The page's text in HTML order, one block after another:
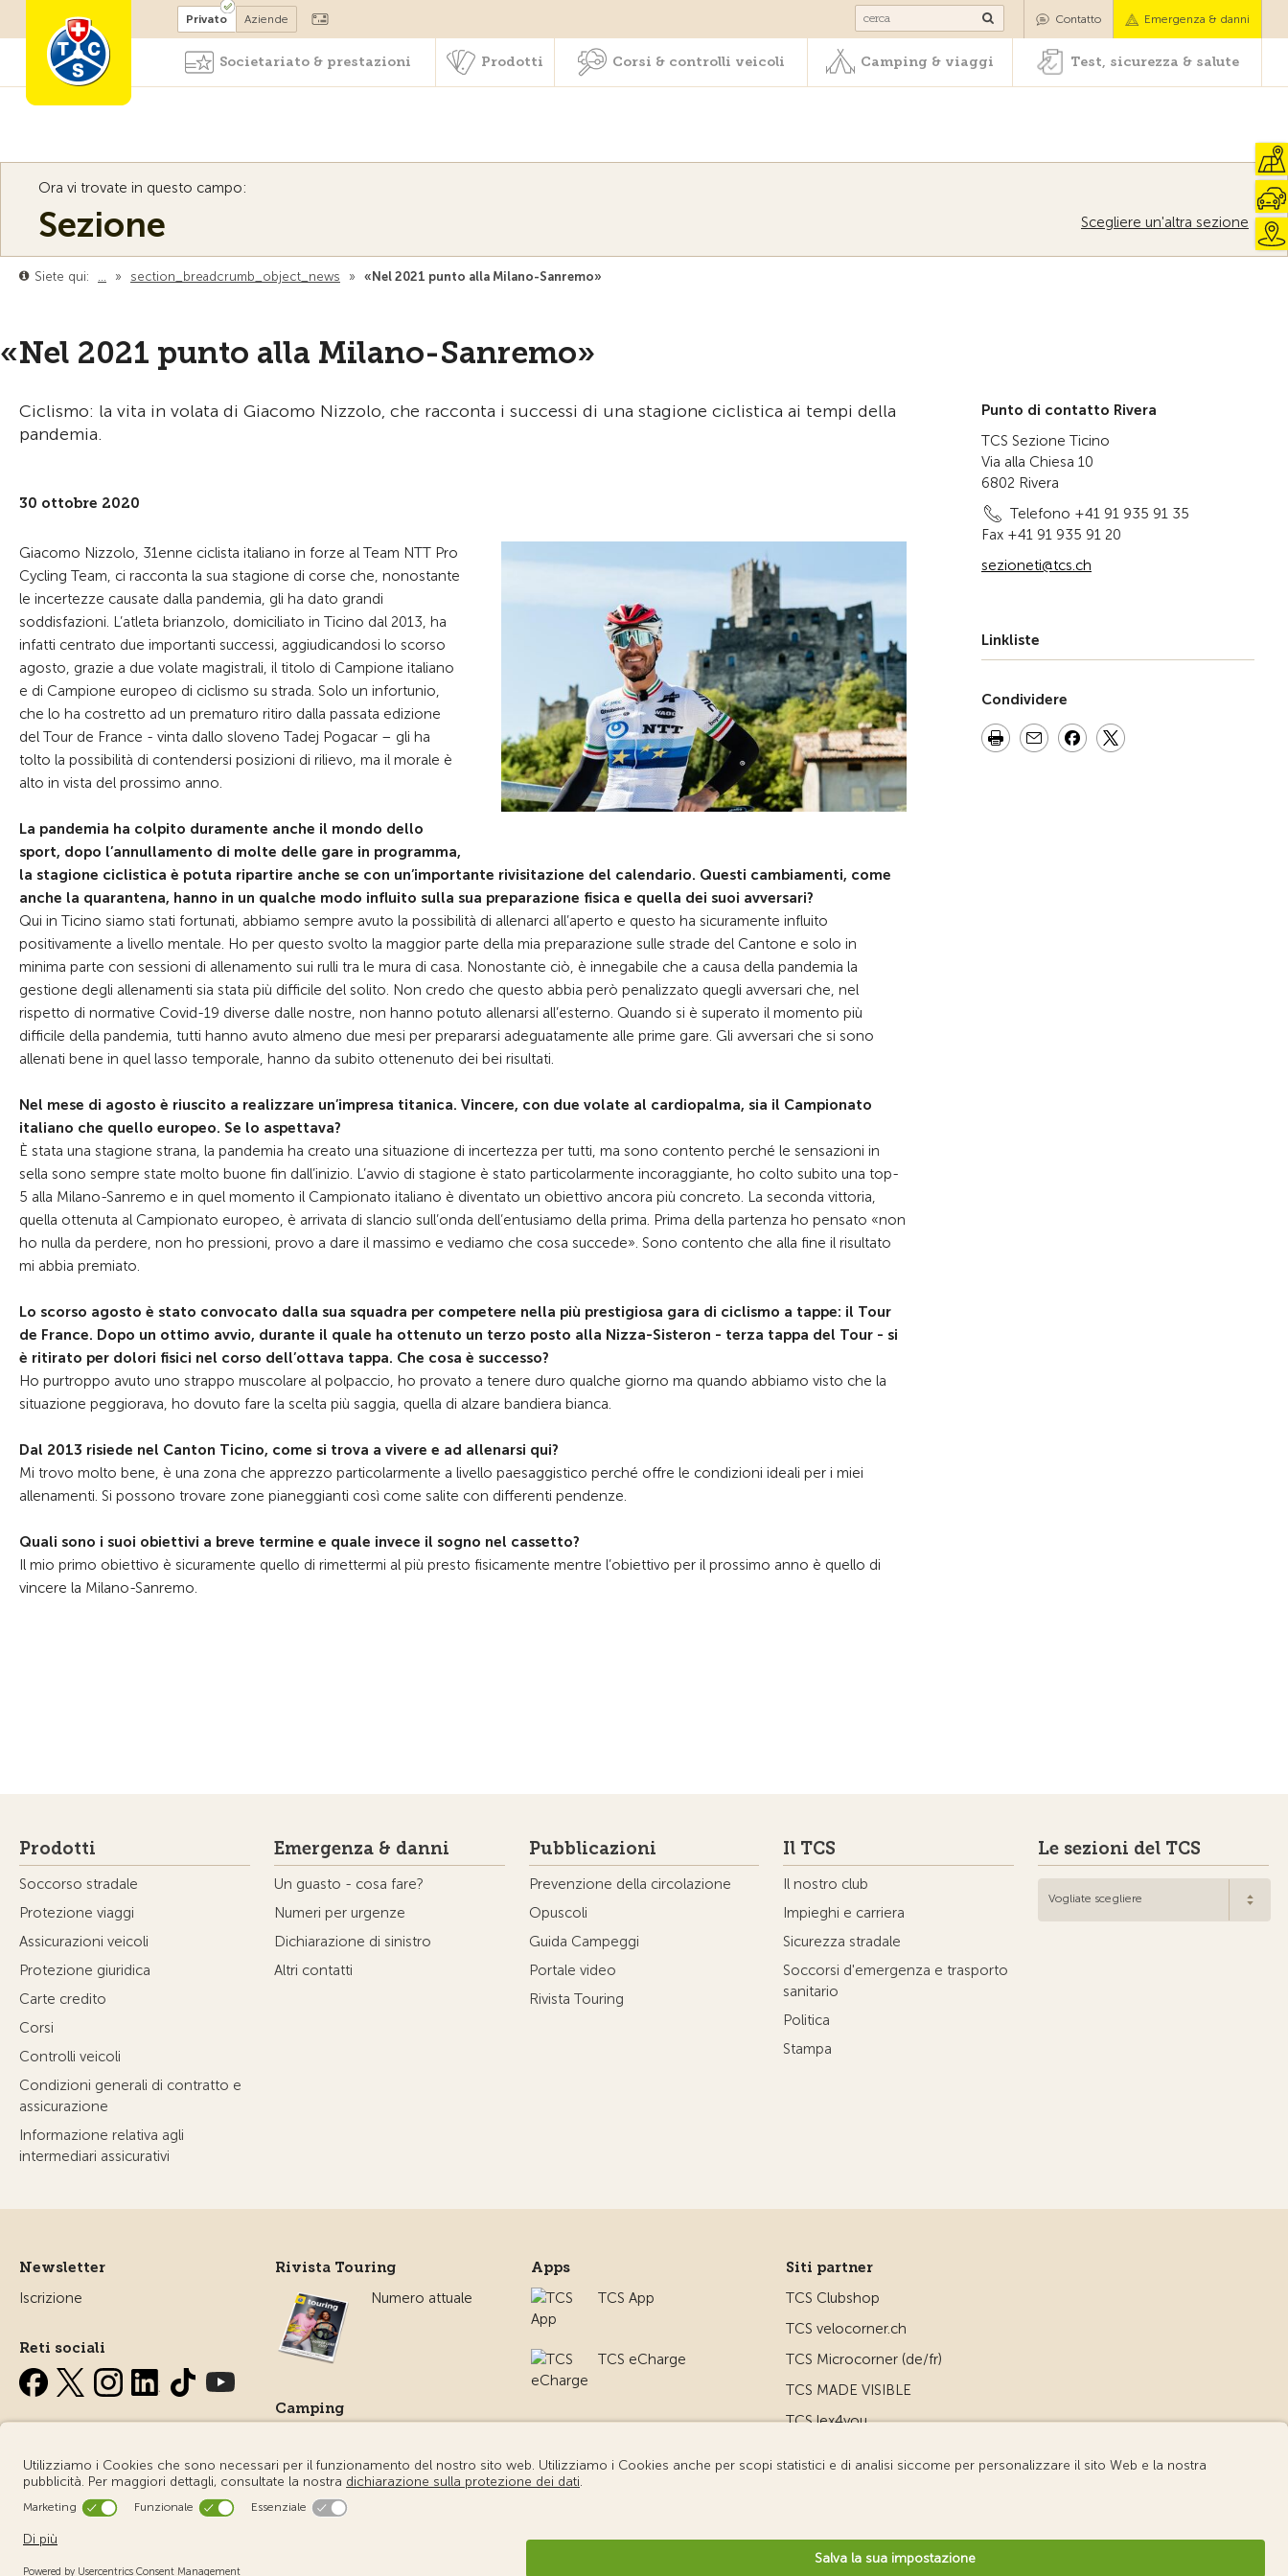
Diventare socio Corsi & controlli veicoli Camping & viaggi Test, sicurezza & salute
Privato Aziende Contatto Emergenza & danni
Societariato & prestazioni Prodotti Corsi & controlli veicoli Camping & viaggi Test, sicurezza & salute
Ora vi trovate in questo campo:
Sezione Scegliere un'altra sezione
Siete qui: … » section_breadcrumb_object_news » «Nel 2021 punto alla Milano-Sanremo»
«Nel 2021 punto alla Milano-Sanremo»
Ciclismo: la vita in volata di Giacomo Nizzolo, che racconta i successi di una stagione ciclistica ai tempi della
pandemia.
30 ottobre 2020
Giacomo Nizzolo, 31enne ciclista italiano in forze al Team NTT Pro
Cycling Team, ci racconta la sua stagione di corse che, nonostante
le incertezze causate dalla pandemia, gli ha dato grandi
soddisfazioni. L’atleta brianzolo, domiciliato in Ticino dal 2013, ha
infatti centrato due importanti successi, aggiudicandosi lo scorso
agosto, grazie a due volate magistrali, il titolo di Campione italiano
e di Campione europeo di ciclismo su strada. Solo un infortunio,
che lo ha costretto ad un prematuro ritiro dalla passata edizione
del Tour de France - vinta dallo sloveno Tadej Pogacar – gli ha
tolto la possibilità di contendersi posizioni di rilievo, ma il morale è
alto in vista del prossimo anno.
La pandemia ha colpito duramente anche il mondo dello
sport, dopo l’annullamento di molte delle gare in programma,
la stagione ciclistica è potuta ripartire anche se con un’importante rivisitazione del calendario. Questi cambiamenti, come
anche la quarantena, hanno in un qualche modo influito sulla sua preparazione fisica e quella dei suoi avversari?
Qui in Ticino siamo stati fortunati, abbiamo sempre avuto la possibilità di allenarci all’aperto e questo ha sicuramente influito
positivamente a livello mentale. Ho per questo svolto la maggior parte della mia preparazione sulle strade del Cantone e solo in
minima parte con sessioni di allenamento sui rulli tra le mura di casa. Nonostante ciò, è innegabile che a causa della pandemia la
gestione degli allenamenti sia stata più difficile del solito. Non credo che questo abbia però penalizzato quegli avversari che, nel
rispetto di normative Covid-19 diverse dalle nostre, non hanno potuto allenarsi all’esterno. Quando si è superato il momento più
difficile della pandemia, tutti hanno avuto almeno due mesi per prepararsi adeguatamente alle prime gare. Gli avversari che si sono
allenati bene in quel lasso temporale, hanno da subito ottenenuto dei bei risultati.
Nel mese di agosto è riuscito a realizzare un’impresa titanica. Vincere, con due volate al cardiopalma, sia il Campionato
italiano che quello europeo. Se lo aspettava?
È stata una stagione strana, la pandemia ha creato una situazione di incertezza per tutti, ma sono contento perché le sensazioni in
sella sono sempre state molto buone fin dall’inizio. L’avvio di stagione è stato particolarmente incoraggiante, ho colto subito una top-
5 alla Milano-Sanremo e in quel momento il Campionato italiano è diventato un obiettivo ancora più concreto. La seconda vittoria,
quella ottenuta al Campionato europeo, è arrivata di slancio sull’onda dell’entusiamo della prima. Prima della partenza ho pensato «non
ho nulla da perdere, non ho pressioni, provo a dare il massimo e vediamo che cosa succede». Sono contento che alla fine il risultato
mi abbia premiato.
Lo scorso agosto è stato convocato dalla sua squadra per competere nella più prestigiosa gara di ciclismo a tappe: il Tour
de France. Dopo un ottimo avvio, durante il quale ha ottenuto un terzo posto alla Nizza-Sisteron - terza tappa del Tour - si
è ritirato per dolori fisici nel corso dell’ottava tappa. Che cosa è successo?
Ho purtroppo avuto uno strappo muscolare al polpaccio, ho provato a tenere duro qualche giorno ma quando abbiamo visto che la
situazione peggiorava, ho dovuto fare la scelta più saggia, quella di alzare bandiera bianca.
Dal 2013 risiede nel Canton Ticino, come si trova a vivere e ad allenarsi qui?
Mi trovo molto bene, è una zona che apprezzo particolarmente a livello paesaggistico perché offre le condizioni ideali per i miei
allenamenti. Si possono trovare zone pianeggianti così come salite con differenti pendenze.
Quali sono i suoi obiettivi a breve termine e quale invece il sogno nel cassetto?
Il mio primo obiettivo è sicuramente quello di rimettermi al più presto fisicamente mentre l’obiettivo per il prossimo anno è quello di
vincere la Milano-Sanremo.
Punto di contatto Rivera
TCS Sezione Ticino
Via alla Chiesa 10
6802 Rivera
Telefono +41 91 935 91 35
Fax +41 91 935 91 20
sezioneti@tcs.ch
Linkliste
Condividere
Prodotti
Soccorso stradale
Protezione viaggi
Assicurazioni veicoli
Protezione giuridica
Carte credito
Corsi
Controlli veicoli
Condizioni generali di contratto e
assicurazione
Informazione relativa agli
intermediari assicurativi
Emergenza & danni
Un guasto - cosa fare?
Numeri per urgenze
Dichiarazione di sinistro
Altri contatti
Pubblicazioni
Prevenzione della circolazione
Opuscoli
Guida Campeggi
Portale video
Rivista Touring
Il TCS
Il nostro club
Impieghi e carriera
Sicurezza stradale
Soccorsi d'emergenza e trasporto
sanitario
Politica
Stampa
Le sezioni del TCS
Vogliate scegliere
Newsletter
Iscrizione
Reti sociali
Rivista Touring
Numero attuale
Camping
campeggio
Apps
TCS App
TCS eCharge
Siti partner
TCS Clubshop
TCS velocorner.ch
TCS Microcorner (de/fr)
TCS MADE VISIBLE
TCS lex4you
© Touring Club Svizzero Condizioni d'uso – Informazioni giuridiche Protezione dei dati